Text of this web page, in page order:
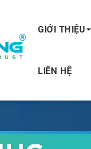
GIỚI THIỆU
LIÊN HỆ